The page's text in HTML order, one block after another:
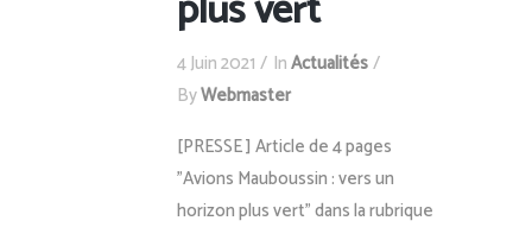
4 Juin 2021 InActualités
ByWebmaster
[PRESSE ] Article de 4 pages
"Avions Mauboussin : vers un
horizon plus vert" dans la rubrique